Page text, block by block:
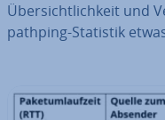
Über­sicht­lich­keit und
pathping-Statistik